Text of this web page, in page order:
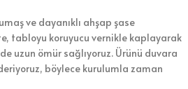
ve dayanıklı ahşap şase
tabloyu koruyucu vernikle kaplayarak
uzun ömür sağlıyoruz. Ürünü duvara
böylece kurulumla zaman